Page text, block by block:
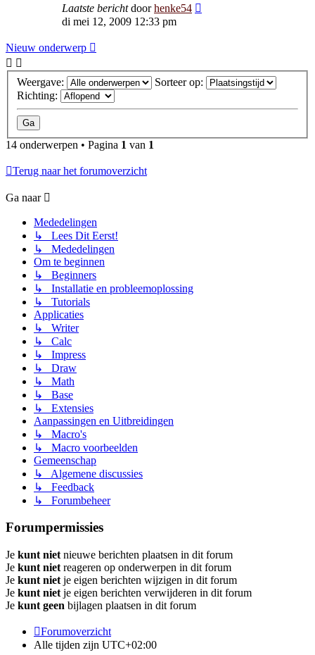
Laatste berichtdoorhenke54
di mei 12, 2009 12:33 pm
Nieuw onderwerp
Weergave:
Sorteer op:
Richting:
14 onderwerpen • Pagina 1 van 1
Terug naar het forumoverzicht
Ga naar
Mededelingen
↳ Lees Dit Eerst!
↳ Mededelingen
Om te beginnen
↳ Beginners
↳ Installatie en probleemoplossing
↳ Tutorials
Applicaties
↳ Writer
↳ Calc
↳ Impress
↳ Draw
↳ Math
↳ Base
↳ Extensies
Aanpassingen en Uitbreidingen
↳ Macro's
↳ Macro voorbeelden
Gemeenschap
↳ Algemene discussies
↳ Feedback
↳ Forumbeheer
Forumpermissies
Je kunt niet nieuwe berichten plaatsen in dit forum
Je kunt niet reageren op onderwerpen in dit forum
Je kunt niet je eigen berichten wijzigen in dit forum
Je kunt niet je eigen berichten verwijderen in dit forum
Je kunt geen bijlagen plaatsen in dit forum
Forumoverzicht
Alle tijden zijn UTC+02:00